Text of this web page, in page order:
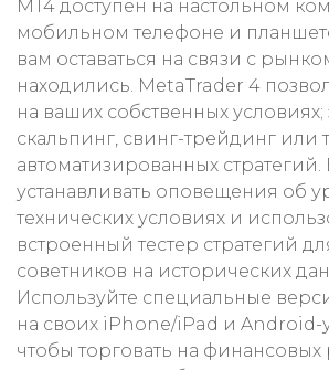
MT4 доступен на настольном
мобильном телефоне и
вам оставаться на связи с
находились. MetaTrader 4
на ваших собственных
скальпинг, свинг-трейдинг или
автоматизированных
устанавливать оповещения об
технических условиях и
встроенный тестер стратегий
советников на исторических
Используйте специальные
на своих iPhone/iPad и Android-
чтобы торговать на финансовых